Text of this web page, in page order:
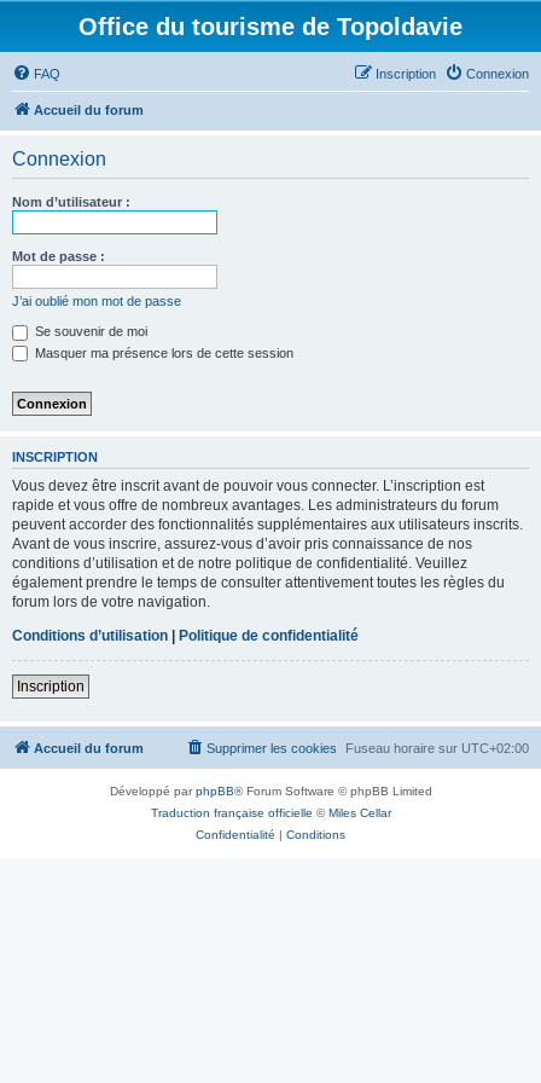
Office du tourisme de Topoldavie
FAQ Connexion
Inscription
Accueil du forum
Connexion
Nom d’utilisateur :
Mot de passe :
J’ai oublié mon mot de passe
Se souvenir de moi
Masquer ma présence lors de cette session
INSCRIPTION
Vous devez être inscrit avant de pouvoir vous connecter. L’inscription est
rapide et vous offre de nombreux avantages. Les administrateurs du forum
peuvent accorder des fonctionnalités supplémentaires aux utilisateurs inscrits.
Avant de vous inscrire, assurez-vous d’avoir pris connaissance de nos
conditions d’utilisation et de notre politique de confidentialité. Veuillez
également prendre le temps de consulter attentivement toutes les règles du
forum lors de votre navigation.
Conditions d’utilisation | Politique de confidentialité
Inscription
Accueil du forum Fuseau horaire sur UTC+02:00
Supprimer les cookies
Développé parphpBB® Forum Software © phpBB Limited
Traduction française officielle ©Miles Cellar
Confidentialité | Conditions